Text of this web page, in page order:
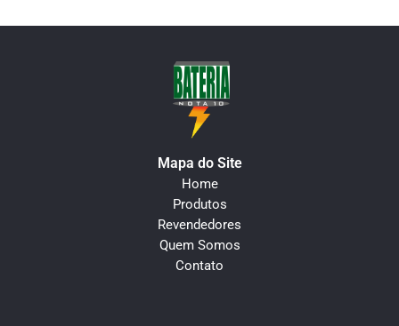
Mapa do Site
Home
Produtos
Revendedores
Quem Somos
Contato